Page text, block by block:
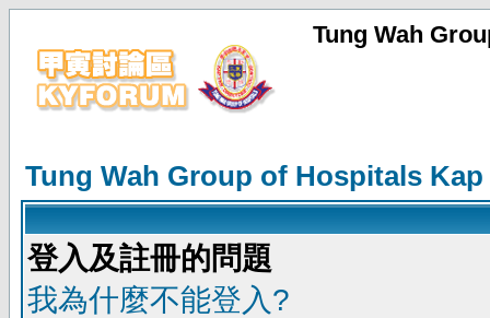
Tung Wah
Tung Wah Group of Hospitals
登入及註冊的問題
我為什麼不能登入?